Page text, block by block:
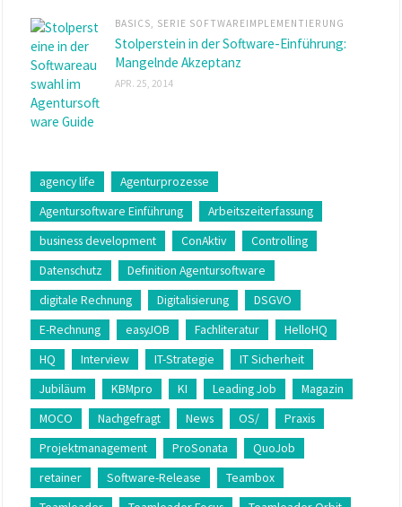
BASICS, SERIE SOFTWAREIMPLEMENTIERUNG
Stolperstein in der Software-Einführung:
Mangelnde Akzeptanz
APR. 25, 2014
agency life
Agenturprozesse
Agentursoftware Einführung
Arbeitszeiterfassung
business development
ConAktiv
Controlling
Datenschutz
Definition Agentursoftware
digitale Rechnung
Digitalisierung
DSGVO
E-Rechnung
easyJOB Fachliteratur
HelloHQ
HQ
Interview IT-Strategie
IT Sicherheit
Jubiläum
KBMpro KI Leading Job
Magazin
MOCO
Nachgefragt News OS/
Praxis
Projektmanagement
ProSonata
QuoJob
retainer
Software-Release
Teambox